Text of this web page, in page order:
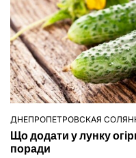
ОПУБЛІКУВАТИ
У
ДНЕПРОПЕТРОВСКАЯ
Що додати у лунку
поради